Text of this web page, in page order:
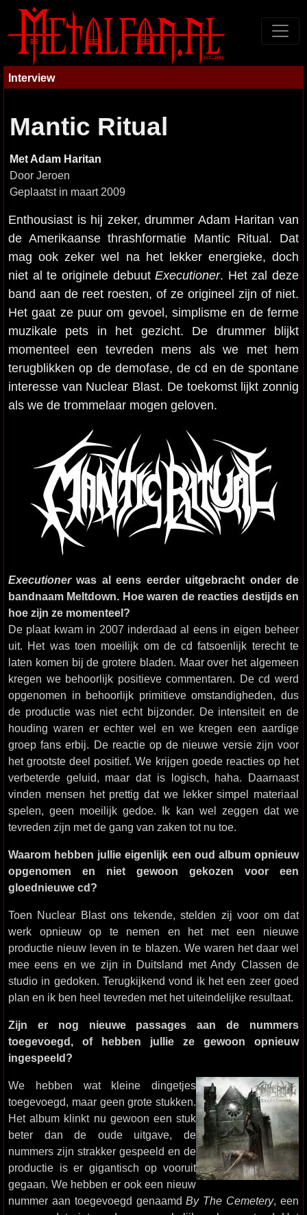
Interview
Mantic Ritual
Met Adam Haritan
Door Jeroen
Geplaatst in maart 2009
Enthousiast is hij zeker, drummer Adam Haritan van
de Amerikaanse thrashformatie Mantic Ritual. Dat
mag ook zeker wel na het lekker energieke, doch
niet al te originele debuutExecutioner. Het zal deze
band aan de reet roesten, of ze origineel zijn of niet.
Het gaat ze puur om gevoel, simplisme en de ferme
muzikale pets in het gezicht. De drummer blijkt
momenteel een tevreden mens als we met hem
terugblikken op de demofase, de cd en de spontane
interesse van Nuclear Blast. De toekomst lijkt zonnig
als we de trommelaar mogen geloven.
Executionerwas al eens eerder uitgebracht onder de
bandnaam Meltdown. Hoe waren de reacties destijds en
hoe zijn ze momenteel?
De plaat kwam in 2007 inderdaad al eens in eigen beheer
uit. Het was toen moeilijk om de cd fatsoenlijk terecht te
laten komen bij de grotere bladen. Maar over het algemeen
kregen we behoorlijk positieve commentaren. De cd werd
opgenomen in behoorlijk primitieve omstandigheden, dus
de productie was niet echt bijzonder. De intensiteit en de
houding waren er echter wel en we kregen een aardige
groep fans erbij. De reactie op de nieuwe versie zijn voor
het grootste deel positief. We krijgen goede reacties op het
verbeterde geluid, maar dat is logisch, haha. Daarnaast
vinden mensen het prettig dat we lekker simpel materiaal
spelen, geen moeilijk gedoe. Ik kan wel zeggen dat we
tevreden zijn met de gang van zaken tot nu toe.
Waarom hebben jullie eigenlijk een oud album opnieuw
opgenomen en niet gewoon gekozen voor een
gloednieuwe cd?
Toen Nuclear Blast ons tekende, stelden zij voor om dat
werk opnieuw op te nemen en het met een nieuwe
productie nieuw leven in te blazen. We waren het daar wel
mee eens en we zijn in Duitsland met Andy Classen de
studio in gedoken. Terugkijkend vond ik het een zeer goed
plan en ik ben heel tevreden met het uiteindelijke resultaat.
Zijn er nog nieuwe passages aan de nummers
toegevoegd, of hebben jullie ze gewoon opnieuw
ingespeeld?
We hebben wat kleine dingetjes
toegevoegd, maar geen grote stukken.
Het album klinkt nu gewoon een stuk
beter dan de oude uitgave, de
nummers zijn strakker gespeeld en de
productie is er gigantisch op vooruit
gegaan. We hebben er ook een nieuw
nummer aan toegevoegd genaamdBy The Cemetery, een